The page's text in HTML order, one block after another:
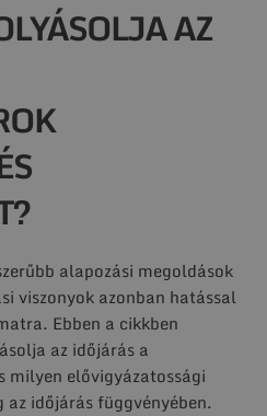
AZ
alapozási megoldások
viszonyok azonban hatással
Ebben a cikkben
az időjárás a
milyen elővigyázatossági
az időjárás függvényében.